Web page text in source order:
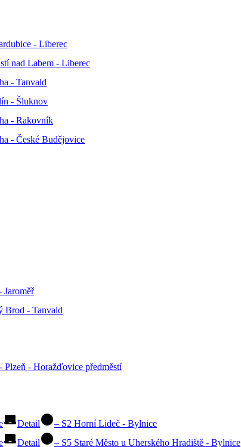
- Liberec
nad Labem - Liberec
- Tanvald
- Šluknov
- Rakovník
- České Budějovice
Jaroměř
Brod - Tanvald
Plzeň - Horažďovice předměstí
Detail – S2 Horní Lideč - Bylnice
Detail – S5 Staré Město u Uherského Hradiště - Bylnice